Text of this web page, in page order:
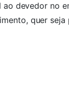
devedor no
quer